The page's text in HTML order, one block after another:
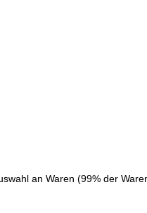
an Waren (99% der